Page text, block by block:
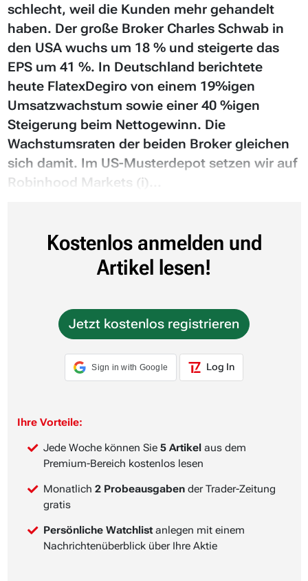
schlecht, weil die Kunden mehr gehandelt
haben. Der große Broker Charles Schwab in
den USA wuchs um 18 % und steigerte das
EPS um 41 %. In Deutschland berichtete
heute FlatexDegiro von einem 19%igen
Umsatzwachstum sowie einer 40 %igen
Steigerung beim Nettogewinn. Die
Wachstumsraten der beiden Broker gleichen
sich damit. Im US-Musterdepot setzen wir auf
Robinhood Markets (i)...
Kostenlos anmelden und
Artikel lesen!
Jetzt kostenlos registrieren
Sign in with Google Log In
Ihre Vorteile:
Jede Woche können Sie 5 Artikel aus dem
Premium-Bereich kostenlos lesen
Monatlich 2 Probeausgaben der Trader-Zeitung
gratis
Persönliche Watchlist anlegen mit einem
Nachrichtenüberblick über Ihre Aktie